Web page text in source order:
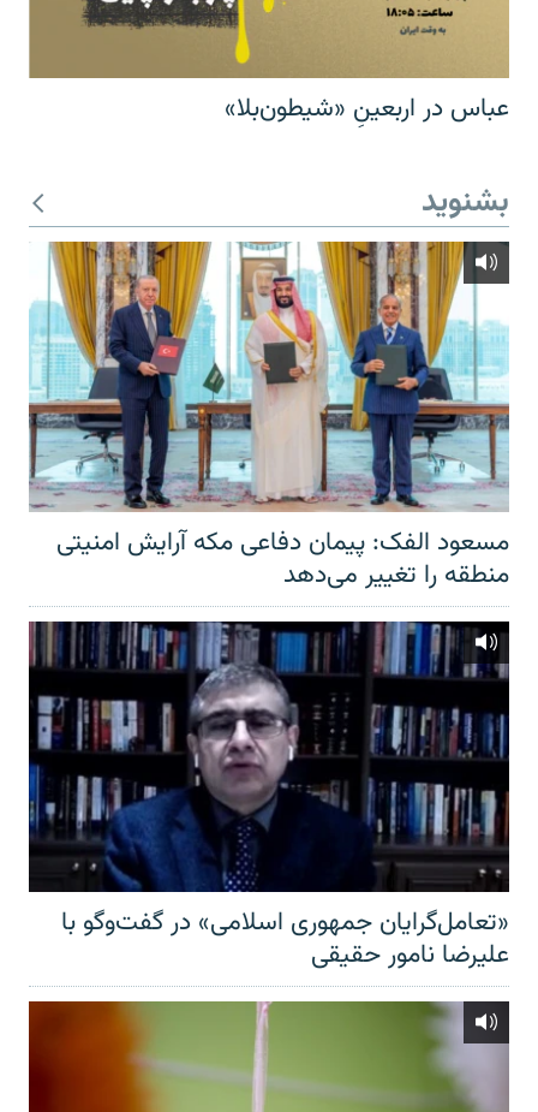
عباس در اربعینِ «شیطون‌بلا»
بشنوید
مسعود الفک: پیمان دفاعی مکه آرایش امنیتی
منطقه را تغییر می‌دهد
«تعامل‌گرایان جمهوری اسلامی» در گفت‌وگو با
علیرضا نامور حقیقی